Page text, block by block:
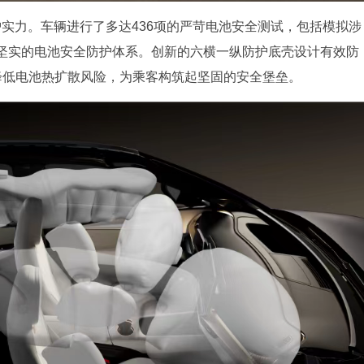
力。车辆进行了多达436项的严苛电池安全测试，包括模拟涉
的电池安全防护体系。创新的六横一纵防护底壳设计有效防
电池热扩散风险，为乘客构筑起坚固的安全堡垒。